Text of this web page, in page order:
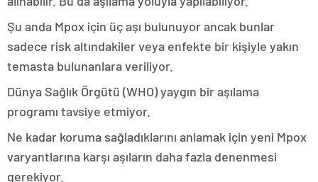
Şu anda Mpox için üç aşı bulunuyor ancak bunlar
sadece risk altındakiler veya enfekte bir kişiyle yakın
temasta bulunanlara veriliyor.
Dünya Sağlık Örgütü (WHO) yaygın bir aşılama
programı tavsiye etmiyor.
Ne kadar koruma sağladıklarını anlamak için yeni Mpox
varyantlarına karşı aşıların daha fazla denenmesi
gerekiyor.